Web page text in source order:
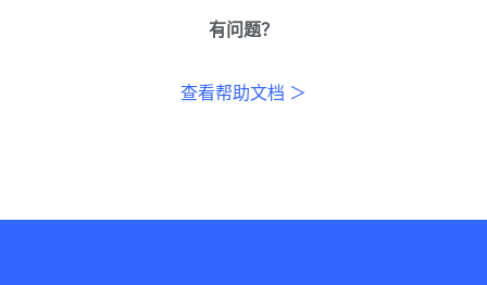
有问题？
查看帮助文档 ＞